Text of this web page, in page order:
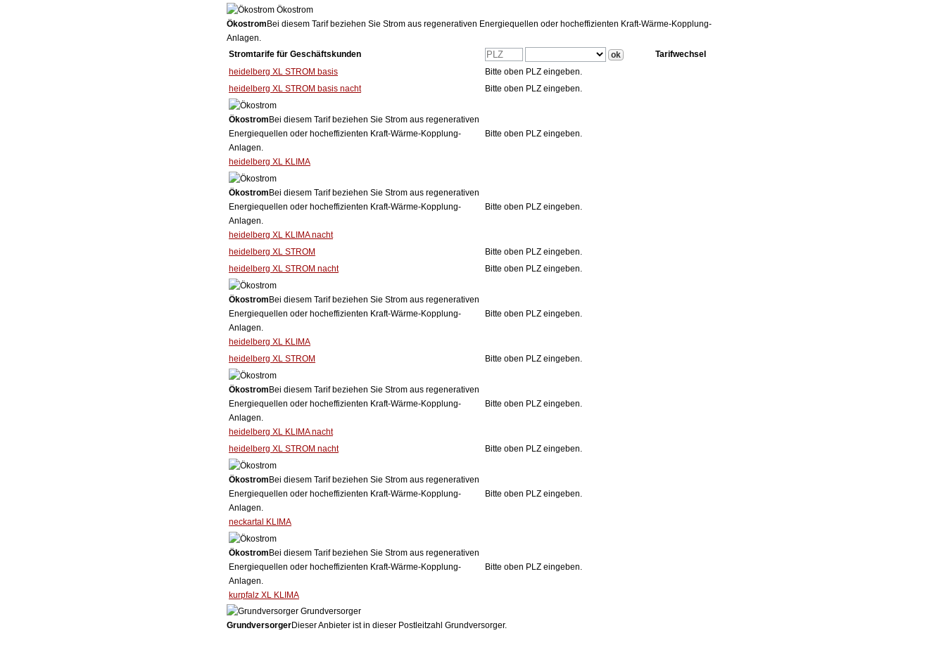
Ökostrom
Ökostrom Bei diesem Tarif beziehen Sie Strom aus regenerativen Energiequellen oder hocheffizienten Kraft-Wärme-Kopplung-
Anlagen.
Stromtarife für Geschäftskunden
Tarifwechsel
heidelberg XL STROM basis
Bitte oben PLZ eingeben.
heidelberg XL STROM basis nacht
Bitte oben PLZ eingeben.
Ökostrom Bei diesem Tarif beziehen Sie Strom aus regenerativen
Energiequellen oder hocheffizienten Kraft-Wärme-Kopplung-
Anlagen.
heidelberg XL KLIMA
Bitte oben PLZ eingeben.
Ökostrom Bei diesem Tarif beziehen Sie Strom aus regenerativen
Energiequellen oder hocheffizienten Kraft-Wärme-Kopplung-
Anlagen.
heidelberg XL KLIMA nacht
Bitte oben PLZ eingeben.
heidelberg XL STROM
Bitte oben PLZ eingeben.
heidelberg XL STROM nacht
Bitte oben PLZ eingeben.
Ökostrom Bei diesem Tarif beziehen Sie Strom aus regenerativen
Energiequellen oder hocheffizienten Kraft-Wärme-Kopplung-
Anlagen.
heidelberg XL KLIMA
Bitte oben PLZ eingeben.
heidelberg XL STROM Bitte oben PLZ eingeben.
Ökostrom Bei diesem Tarif beziehen Sie Strom aus regenerativen
Energiequellen oder hocheffizienten Kraft-Wärme-Kopplung-
Anlagen.
heidelberg XL KLIMA nacht
Bitte oben PLZ eingeben.
heidelberg XL STROM nacht Bitte oben PLZ eingeben.
Ökostrom Bei diesem Tarif beziehen Sie Strom aus regenerativen
Energiequellen oder hocheffizienten Kraft-Wärme-Kopplung-
Anlagen.
neckartal KLIMA
Bitte oben PLZ eingeben.
Ökostrom Bei diesem Tarif beziehen Sie Strom aus regenerativen
Energiequellen oder hocheffizienten Kraft-Wärme-Kopplung-
Anlagen.
kurpfalz XL KLIMA
Bitte oben PLZ eingeben.
Grundversorger
GrundversorgerDieser Anbieter ist in dieser Postleitzahl Grundversorger.